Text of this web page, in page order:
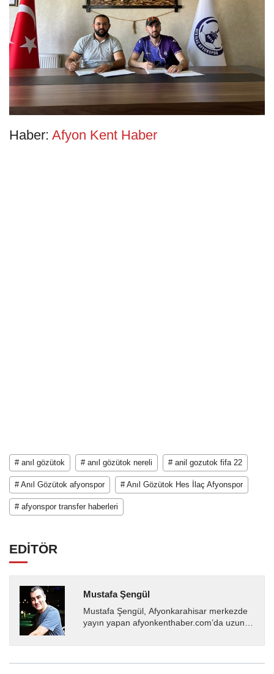
Haber: Afyon Kent Haber
# anıl gözütok # anıl gözütok nereli # anil gozutok fifa 22
# Anıl Gözütok afyonspor # Anıl Gözütok Hes İlaç Afyonspor
# afyonspor transfer haberleri
EDİTÖR
Mustafa Şengül
Mustafa Şengül, Afyonkarahisar merkezde
yayın yapan afyonkenthaber.com’da uzun
almakta, haber akışı...